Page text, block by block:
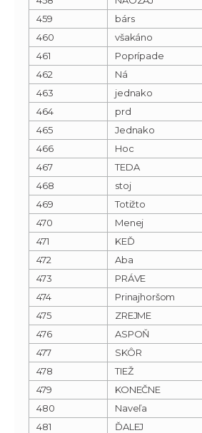
459
bárs
460
všakáno
461
Poprípade
462
Ná
463
jednako
464
prd
465
Jednako
466
Hoc
467
TEDA
468
stoj
469
Totižto
470
Menej
471
KEĎ
472
Aba
473
PRÁVE
474
Prinajhoršom
475
ZREJME
476
ASPOŇ
477
SKÔR
478
TIEŽ
479
KONEČNE
480
Naveľa
481
ĎALEJ